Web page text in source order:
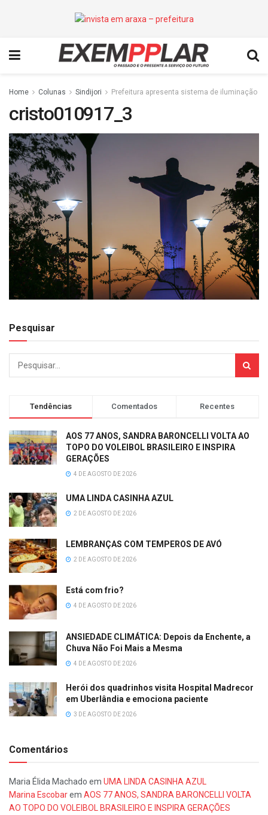
Home Colunas Sindijori Prefeitura apresenta sistema de iluminação
cristo010917_3
Pesquisar
Tendências Comentados Recentes
AOS 77 ANOS, SANDRA BARONCELLI VOLTA AO
TOPO DO VOLEIBOL BRASILEIRO E INSPIRA
GERAÇÕES
4 DE AGOSTO DE 2026
UMA LINDA CASINHA AZUL
2 DE AGOSTO DE 2026
LEMBRANÇAS COM TEMPEROS DE AVÓ
2 DE AGOSTO DE 2026
Está com frio?
4 DE AGOSTO DE 2026
ANSIEDADE CLIMÁTICA: Depois da Enchente, a
Chuva Não Foi Mais a Mesma
4 DE AGOSTO DE 2026
Herói dos quadrinhos visita Hospital Madrecor
em Uberlândia e emociona paciente
3 DE AGOSTO DE 2026
Comentários
Maria Élida Machado em UMA LINDA CASINHA AZUL
Marina Escobarem AOS 77 ANOS, SANDRA BARONCELLI VOLTA
AO TOPO DO VOLEIBOL BRASILEIRO E INSPIRA GERAÇÕES